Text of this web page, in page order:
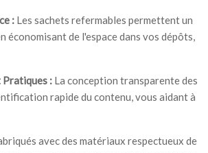
: Les sachets refermables permettent un
économisant de l'espace dans vos dépôts,
Pratiques : La conception transparente des
rapide du contenu, vous aidant à
avec des matériaux respectueux de